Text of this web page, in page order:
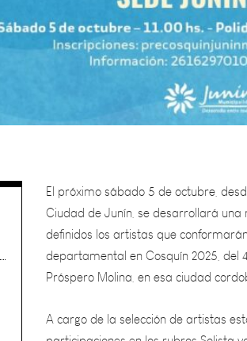
Ciudad de Junín, se desarrollará
definidos los artistas que
departamental en Cosquín 2025,
Próspero Molina, en esa ciudad
A cargo de la selección de artistas
participaciones en losrubros